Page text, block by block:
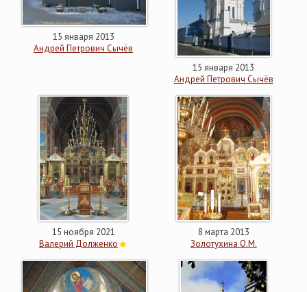
15 января 2013
Андрей Петрович Сычёв
15 января 2013
Андрей Петрович Сычёв
15 ноября 2021
Валерий Долженко
8 марта 2013
Золотухина О.М.